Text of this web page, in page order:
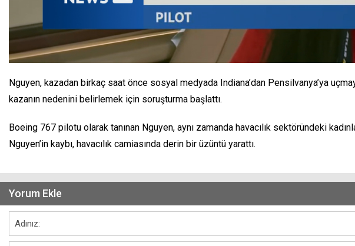
Nguyen, kazadan birkaç saat önce sosyal medyada Indiana’dan Pensilvanya’ya
kazanın nedenini belirlemek için soruşturma başlattı.
Boeing 767 pilotu olarak tanınan Nguyen, aynı zamanda havacılık sektöründeki
Nguyen’in kaybı, havacılık camiasında derin bir üzüntü yarattı.
Yorum Ekle